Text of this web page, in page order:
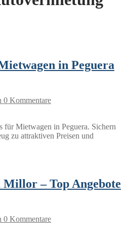
in Peguera
0 Kommentare
für Mietwagen in Peguera. Sichern
zu attraktiven Preisen und
– Top Angebote
0 Kommentare